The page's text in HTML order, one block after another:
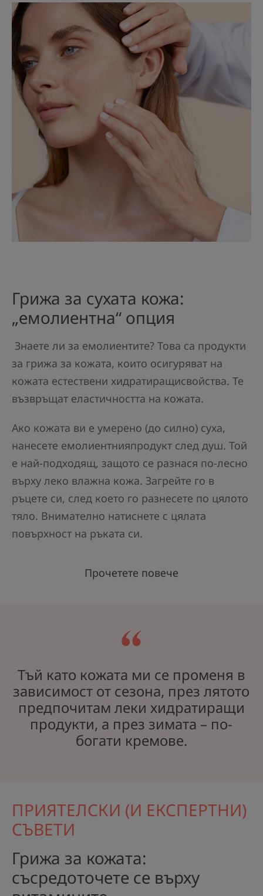
Грижа за сухата кожа:
„емолиентна“ опция
Знаете ли за емолиентите? Това са продукти
за грижа за кожата, които осигуряват на
кожата естествени хидратиращисвойства. Те
възвръщат еластичността на кожата.
Ако кожата ви е умерено (до силно) суха,
нанесете емолиентнияпродукт след душ. Той
е най-подходящ, защото се разнася по-лесно
върху леко влажна кожа. Загрейте го в
ръцете си, след което го разнесете по цялото
тяло. Внимателно натиснете с цялата
повърхност на ръката си.
Прочетете повече
Тъй като кожата ми се променя в
зависимост от сезона, през лятото
предпочитам леки хидратиращи
продукти, а през зимата – по-
богати кремове.
ПРИЯТЕЛСКИ (И ЕКСПЕРТНИ)
СЪВЕТИ
Грижа за кожата:
съсредоточете се върху